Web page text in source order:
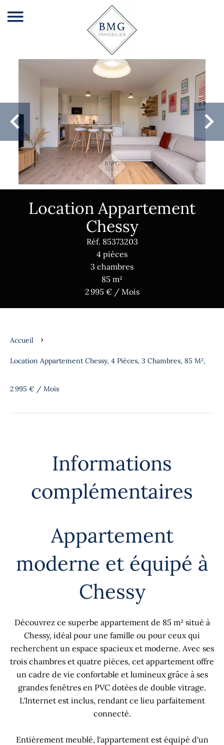
Location Appartement
Chessy
Réf. 85373203
4 pièces
3 chambres
85 m²
2 995 € / Mois
Accueil
Location Appartement Chessy, 4 Pièces, 3 Chambres, 85 M²,
2 995 € / Mois
Informations
complémentaires
Appartement
moderne et équipé à
Chessy
Découvrez ce superbe appartement de 85 m² situé à
Chessy, idéal pour une famille ou pour ceux qui
recherchent un espace spacieux et moderne. Avec ses
trois chambres et quatre pièces, cet appartement offre
un cadre de vie confortable et lumineux grâce à ses
grandes fenêtres en PVC dotées de double vitrage.
L'Internet est inclus, rendant ce lieu parfaitement
connecté.
Entièrement meublé, l'appartement est équipé d'un